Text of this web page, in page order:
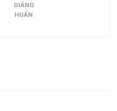
GIẢNG
HUẤN